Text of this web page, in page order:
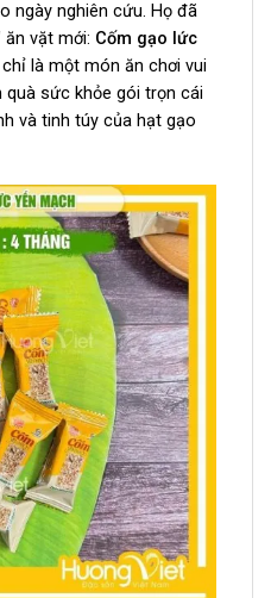
ngày nghiên cứu. Họ đã
ăn vặt mới: Cốm gạo lức
là một món ăn chơi vui
sức khỏe gói trọn cái
và tinh túy của hạt gạo